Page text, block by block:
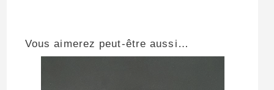
Vous aimerez peut-être aussi…